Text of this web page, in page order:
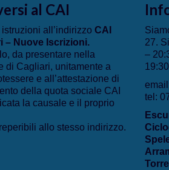
al CAI
all’indirizzo CAI
– Nuove Iscrizioni.
da presentare nella
di Cagliari, unitamente a
e all’attestazione di
della quota sociale CAI
la causale e il proprio
allo stesso indirizzo.
27.
–
tel: